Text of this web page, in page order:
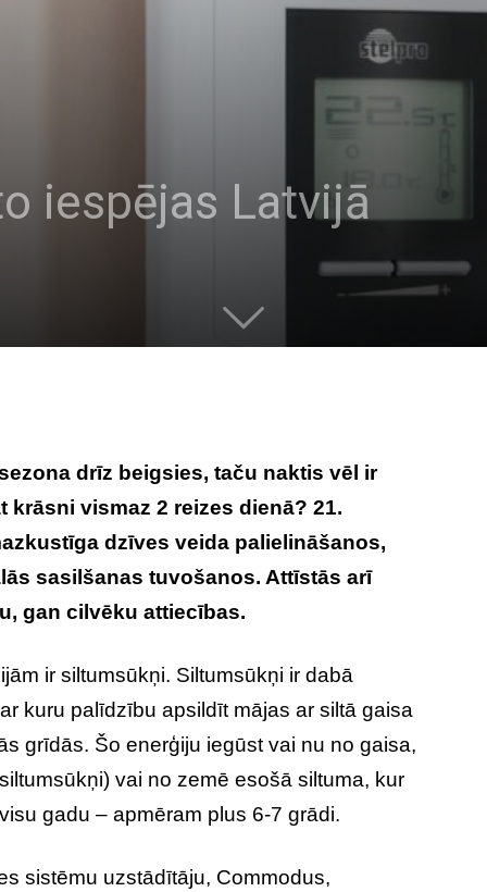
iespējas Latvijā
drīz beigsies, taču naktis vēl ir
krāsni vismaz 2 reizes dienā? 21.
dzīves veida palielināšanos,
sasilšanas tuvošanos. Attīstās arī
gan cilvēku attiecības.
ir siltumsūkņi. Siltumsūkņi ir dabā
kuru palīdzību apsildīt mājas ar siltā gaisa
grīdās. Šo enerģiju iegūst vai nu no gaisa,
vai no zemē esošā siltuma, kur
gadu – apmēram plus 6-7 grādi.
sistēmu uzstādītāju, Commodus,